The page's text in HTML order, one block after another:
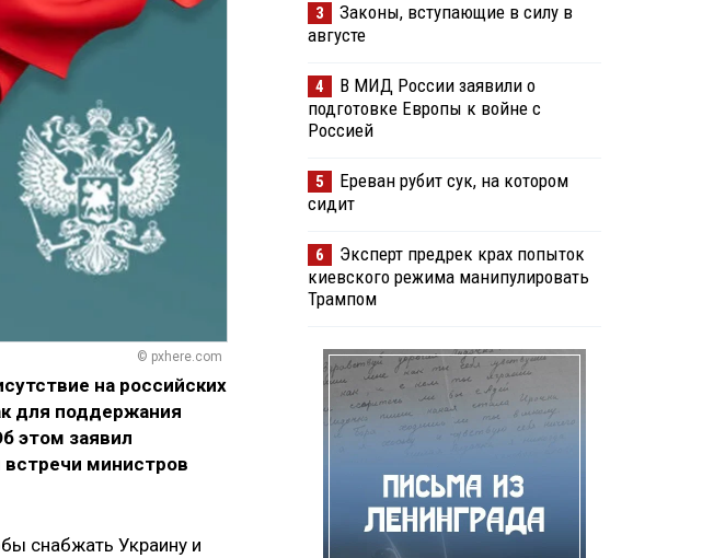
© pxhere.com
на российских
для поддержания
этом заявил
министров
снабжать Украину и
3
Законы, вступающие в силу в
августе
4
В МИД России заявили о
подготовке Европы к войне с
Россией
5
Ереван рубит сук, на котором
сидит
6
Эксперт предрек крах попыток
киевского режима манипулировать
Трампом